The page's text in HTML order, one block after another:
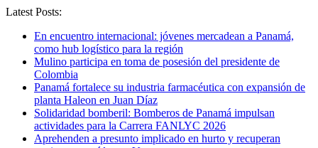
Latest Posts:
En encuentro internacional: jóvenes mercadean a Panamá,
como hub logístico para la región
Mulino participa en toma de posesión del presidente de
Colombia
Panamá fortalece su industria farmacéutica con expansión de
planta Haleon en Juan Díaz
Solidaridad bomberil: Bomberos de Panamá impulsan
actividades para la Carrera FANLYC 2026
Aprehenden a presunto implicado en hurto y recuperan